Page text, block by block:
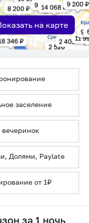
на карте
заселение
вечеринок
Долями, Paylate
от 1₽
за 1 ночь